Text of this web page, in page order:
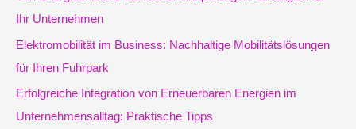
nIhr Unternehmen
Elektromobilität im Business: Nachhaltige Mobilitätslösungen
für Ihren Fuhrpark
Erfolgreiche Integration von Erneuerbaren Energien im
Unternehmensalltag: Praktische Tipps